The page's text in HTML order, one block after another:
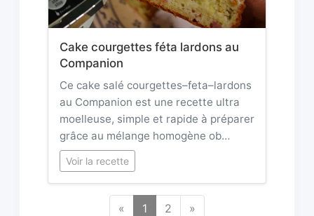
Cake courgettes féta lardons au
Companion
Ce cake salé courgettes–feta–lardons
au Companion est une recette ultra
moelleuse, simple et rapide à préparer
grâce au mélange homogène ob…
Voir la recette
« 1 2 »